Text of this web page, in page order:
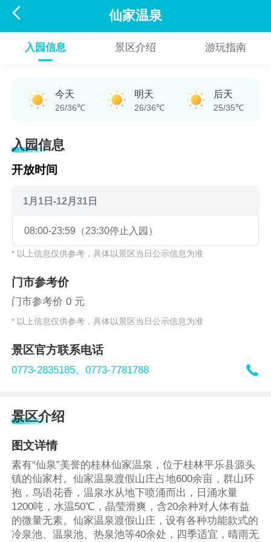
 仙家温泉
入园信息 景区介绍 游玩指南
今天
26/36℃
明天
26/36℃
后天
25/35℃
入园信息
开放时间
1月1日-12月31日
08:00-23:59（23:30停止入园）
* 以上信息仅供参考，具体以景区当日公示信息为准
门市参考价
门市参考价 0 元
* 以上信息仅供参考，具体以景区当日公示信息为准
景区官方联系电话
0773-2835185、0773-7781788 
景区介绍
图文详情
素有“仙泉”美誉的桂林仙家温泉，位于桂林平乐县源头
镇的仙家村。仙家温泉渡假山庄占地600余亩，群山环
抱，鸟语花香，温泉水从地下喷涌而出，日涌水量
1200吨，水温50℃，晶莹滑爽，含20余种对人体有益
的微量无素。仙家温泉渡假山庄，设有各种功能款式的
冷泉池、温泉池、热泉池等40余处，四季适宜，晴雨无